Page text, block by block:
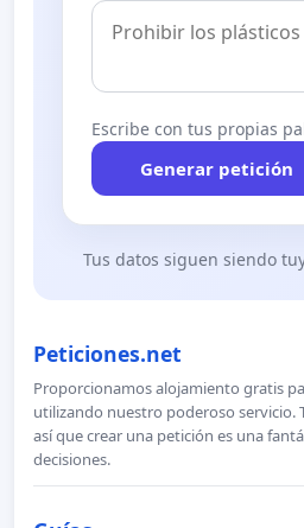
Escribe con tus propias
Generar petición
Tus datos siguen siendo
Peticiones.net
Proporcionamos alojamiento gratis
utilizando nuestro poderoso servicio.
así que crear una petición es una
decisiones.